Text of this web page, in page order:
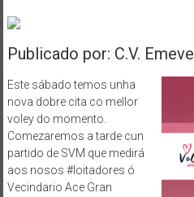
Publicado por: C.V. Emeve
Este sábado temos unha
nova dobre cita co mellor
voley do momento.
Comezaremos a tarde cun
partido de SVM que medirá
aos nosos #loitadores ó
Vecindario Ace Gran